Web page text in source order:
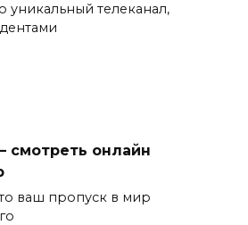
уникальный телеканал,
смотреть онлайн
ваш пропуск в мир